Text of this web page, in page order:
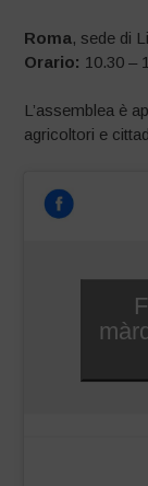
Roma, sede di
Orario: 10.30 –
L’assemblea è
agricoltori e